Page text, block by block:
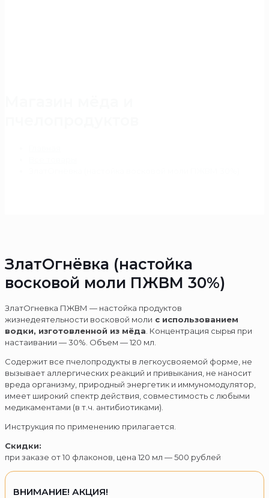
ЗлатОгнёвка (настойка
восковой моли ПЖВМ 30%)
ЗлатОгневка ПЖВМ — настойка продуктов
жизнедеятельности восковой моли с использованием
водки, изготовленной из мёда . Концентрация сырья при
настаивании — 30%. Объем — 120 мл.
Содержит все пчелопродукты в легкоусвояемой форме, не
вызывает аллергических реакций и привыкания, не наносит
вреда организму, природный энергетик и иммуномодулятор,
имеет широкий спектр действия, совместимость с любыми
медикаментами (в т.ч. антибиотиками).
Инструкция по применению прилагается.
Скидки:
при заказе от 10 флаконов, цена 120 мл — 500 рублей
ВНИМАНИЕ! АКЦИЯ!